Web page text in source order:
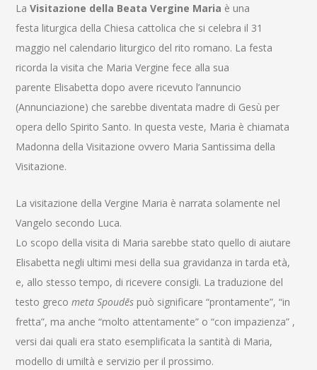
LaVisitazione della Beata Vergine Maria è una
festa liturgica della Chiesa cattolica che si celebra il 31
maggio nel calendario liturgico del rito romano. La festa
ricorda la visita che Maria Vergine fece alla sua
parente Elisabetta dopo avere ricevuto l’annuncio
(Annunciazione) che sarebbe diventata madre di Gesù per
opera dello Spirito Santo. In questa veste, Maria è chiamata
Madonna della Visitazione ovvero Maria Santissima della
Visitazione.
La visitazione della Vergine Maria è narrata solamente nel
Vangelo secondo Luca.
Lo scopo della visita di Maria sarebbe stato quello di aiutare
Elisabetta negli ultimi mesi della sua gravidanza in tarda età,
e, allo stesso tempo, di ricevere consigli. La traduzione del
testo grecometa Spoudēs può significare “prontamente”, “in
fretta”, ma anche “molto attentamente” o “con impazienza” ,
versi dai quali era stato esemplificata la santità di Maria,
modello di umiltà e servizio per il prossimo.